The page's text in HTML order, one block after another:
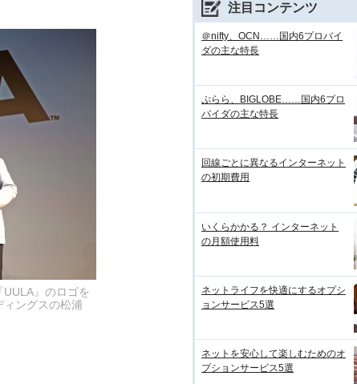
』のロゴを
ングスの松浦
注目コンテンツ
＠nifty、OCN……国内6プロバイ
ダの主な特長
ぷらら、BIGLOBE……国内6プロ
バイダの主な特長
回線ごとに異なるインターネット
の初期費用
いくらかかる？ インターネット
の月額使用料
ネットライフを快適にするオプシ
ョンサービス5選
ネットを安心して楽しむためのオ
プションサービス5選